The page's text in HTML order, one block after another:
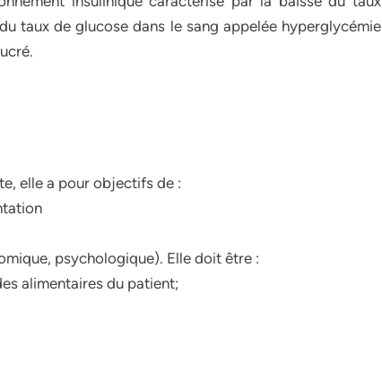
taux de glucose dans le sang appelée hyperglycémie
elle a pour objectifs de :
psychologique). Elle doit être :
alimentaires du patient;